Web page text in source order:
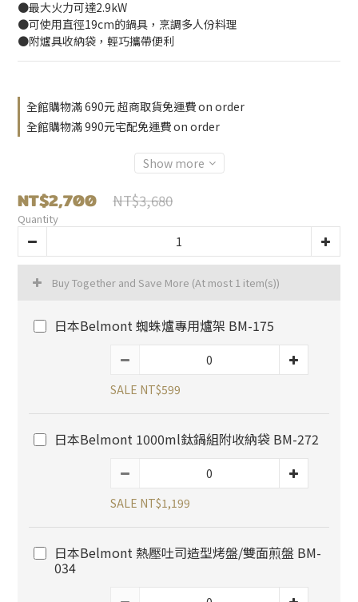
●最大火力可達2.9kW
●可使用直徑19cm的鍋具，烹調多人份料理
●附爐具收納袋，輕巧攜帶便利
全館購物滿 690元 超商取貨免運費 on order
全館購物滿 990元宅配免運費 on order
Show more
NT$2,700 NT$3,680
Quantity
Buy Together and Save More (At most 1 item(s))
日本Belmont 蜘蛛爐專用爐架 BM-175
SALE NT$599
日本Belmont 1000ml鈦鍋組附收納袋 BM-272
SALE NT$1,199
日本Belmont 熱壓吐司造型烤盤/雙面煎盤 BM-
034